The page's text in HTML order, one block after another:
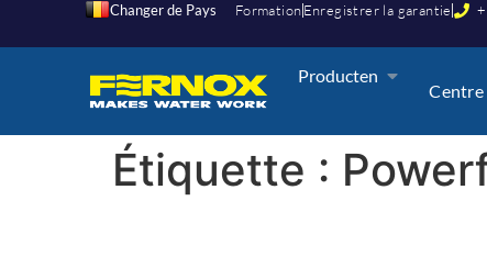
Changer de Pays FormationEnregistrer la garantie
Producten
Centre
Étiquette :